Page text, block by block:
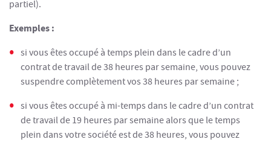
partiel).
Exemples :
si vous êtes occupé à temps plein dans le cadre d’un
contrat de travail de 38 heures par semaine, vous pouvez
suspendre complètement vos 38 heures par semaine ;
si vous êtes occupé à mi-temps dans le cadre d’un contrat
de travail de 19 heures par semaine alors que le temps
plein dans votre société est de 38 heures, vous pouvez